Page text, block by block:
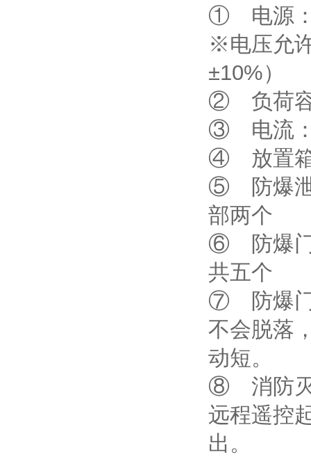
① 电源：
※电压允
±10%）
② 负荷容
③ 电流
④ 放置箱
⑤ 防爆泄
部两个
⑥ 防爆门
共五个
⑦ 防爆门
不会脱落
动短。
⑧ 消防灭
远程遥控
出。